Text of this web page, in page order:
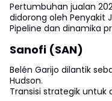
Pertumbuhan jualan
didorong oleh Penyakit
Pipeline dan dinamika
Sanofi (SAN)
Belén Garijo dilantik
Hudson.
Transisi strategik untuk